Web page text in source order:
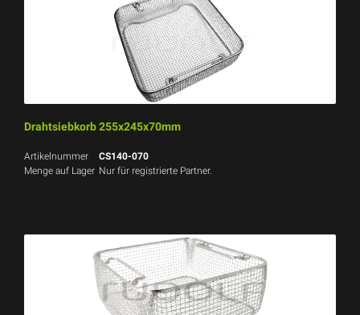
Drahtsiebkorb 255x245x70mm
Artikelnummer
CS140-070
Menge auf Lager Nur für registrierte Partner.